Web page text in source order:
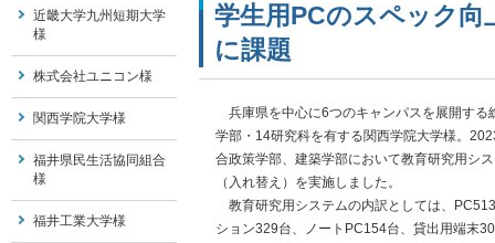
学生用PCのスペック
に課題
兵庫県を中心に6つのキャンパスを展開する
学部・14研究科を有する関西学院大学様。
合政策学部、建築学部において教育研究用シ
（入れ替え）を実施しました。
教育研究用システムの内訳としては、
ション329台、ノートPC154台、貸出用端末
近畿大学九州短期大学
様
株式会社ユニコン様
関西学院大学様
福井県民生活協同組合
様
福井工業大学様